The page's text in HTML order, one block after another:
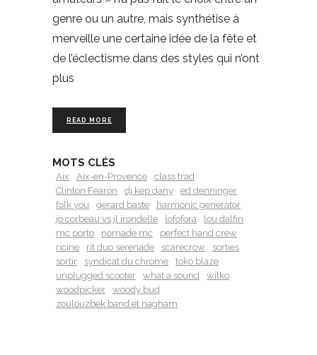
genre ou un autre, mais synthétise à
merveille une certaine idée de la fête et
de l’éclectisme dans des styles qui n’ont
plus
READ MORE
MOTS CLÉS
Aix Aix-en-Provence
class trad
Clinton Fearon
dj kep dany
ed denninger
folk you
gerard baste
harmonic generator
jo corbeau vs jl irondelle
lofofora
lou dalfin
mc porto
nomade mc
perfect hand crew
ricine
rit duo serenade scarecrow
sorties
sortir
syndicat du chrome
toko blaze
unplugged scooter
what a sound
wilko
woodpicker
woody bud
zoulouzbek band et nagham